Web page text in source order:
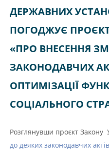
ДЕРЖАВНИХ
ПОГОДЖУЄ
«ПРО ВНЕСЕННЯ
ЗАКОНОДАВЧИХ
ОПТИМІЗАЦІЇ
СОЦІАЛЬНОГО
Розглянувши проєкт Закону
до деяких законодавчих